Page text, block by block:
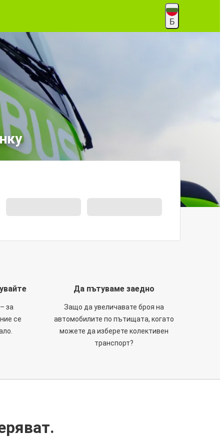
Б
за
се
Да пътуваме заедно
Защо да увеличавате броя на
автомобилите по пътищата, когато
можете да изберете колективен
транспорт?